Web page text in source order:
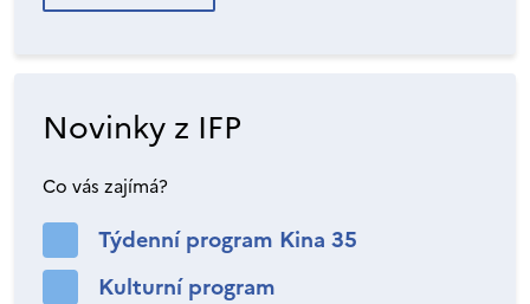
Novinky z IFP
Co vás zajímá?
Týdenní program Kina 35
Kulturní program